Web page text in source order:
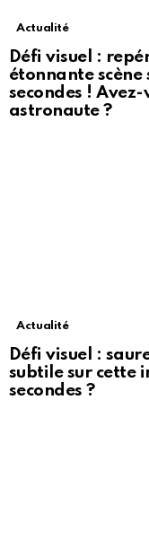
Actualité
Défi visuel :
étonnante scène
secondes ! Avez-
astronaute ?
Actualité
Défi visuel :
subtile sur cette
secondes ?